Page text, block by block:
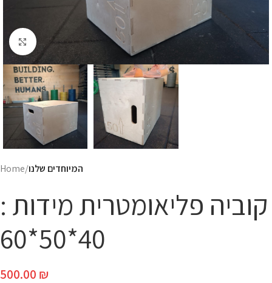
Click to enlarge
Home המיוחדים שלנו
קוביה פליאומטרית מידות :
40*50*60
500.00 ₪